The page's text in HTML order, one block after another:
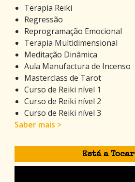
Terapia Reiki
Regressão
Reprogramação Emocional
Terapia Multidimensional
Meditação Dinâmica
Aula Manufactura de Incenso
Masterclass de Tarot
Curso de Reiki nível 1
Curso de Reiki nível 2
Curso de Reiki nível 3
Saber mais >
Está a Tocar